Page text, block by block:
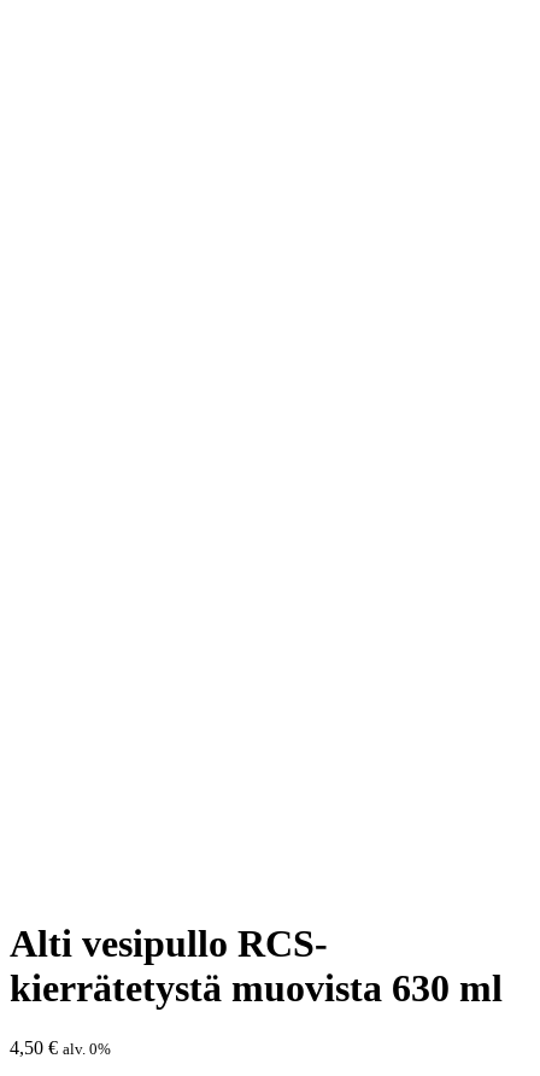
Alti vesipullo RCS-
kierrätetystä muovista 630 ml
4,50 € alv. 0%